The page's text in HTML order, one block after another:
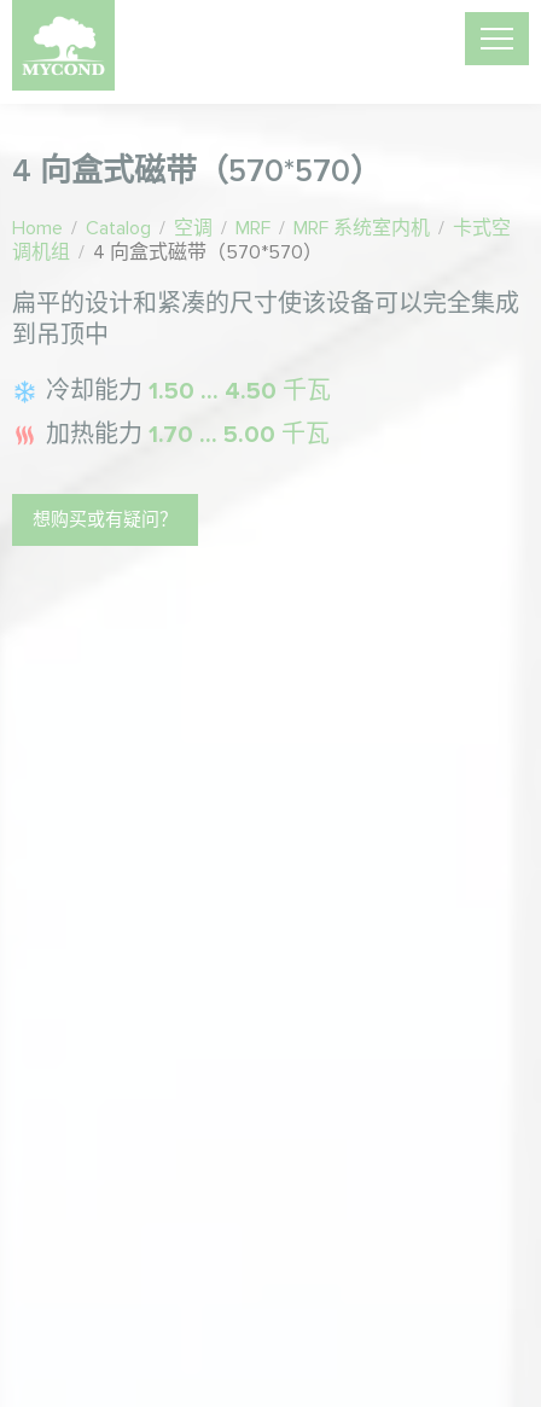
4 向盒式磁带（570*570）
Home / Catalog / 空调 / MRF / MRF 系统室内机 / 卡式空
调机组 / 4 向盒式磁带（570*570）
扁平的设计和紧凑的尺寸使该设备可以完全集成
到吊顶中
冷却能力 1.50 ... 4.50 千瓦
加热能力 1.70 ... 5.00 千瓦
想购买或有疑问？